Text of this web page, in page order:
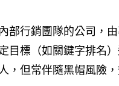
部行銷團隊的公司，
目標（如關鍵字排名
，但常伴隨黑帽風險